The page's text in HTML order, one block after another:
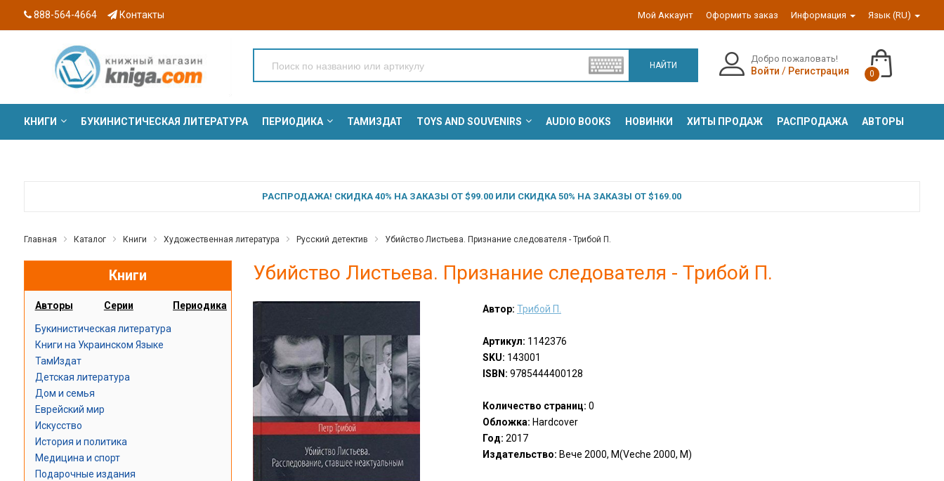
888-564-4664 Контакты Мой Аккаунт Оформить заказ Информация Язык (RU)
НАЙТИ
Добро пожаловать!
Войти / Регистрация 0
КНИГИ БУКИНИСТИЧЕСКАЯ ЛИТЕРАТУРА ПЕРИОДИКА ТАМИЗДАТ TOYS AND SOUVENIRS AUDIO BOOKS НОВИНКИ ХИТЫ ПРОДАЖ РАСПРОДАЖА АВТОРЫ
РАСПРОДАЖА! СКИДКА 40% НА ЗАКАЗЫ ОТ $99.00 ИЛИ СКИДКА 50% НА ЗАКАЗЫ ОТ $169.00
Главная Каталог Книги Художественная литература Русский детектив Убийство Листьева. Признание следователя - Трибой П.
Книги
Авторы Серии Периодика
Букинистическая литература
Книги на Украинском Языке
ТамИздат
Детская литература
Дом и семья
Еврейский мир
Искусство
История и политика
Медицина и спорт
Подарочные издания
Убийство Листьева. Признание следователя - Трибой П.
Автор: Трибой П.
Артикул: 1142376
SKU: 143001
ISBN: 9785444400128
Количество страниц: 0
Обложка: Hardcover
Год: 2017
Издательство: Вече 2000, М(Veche 2000, M)